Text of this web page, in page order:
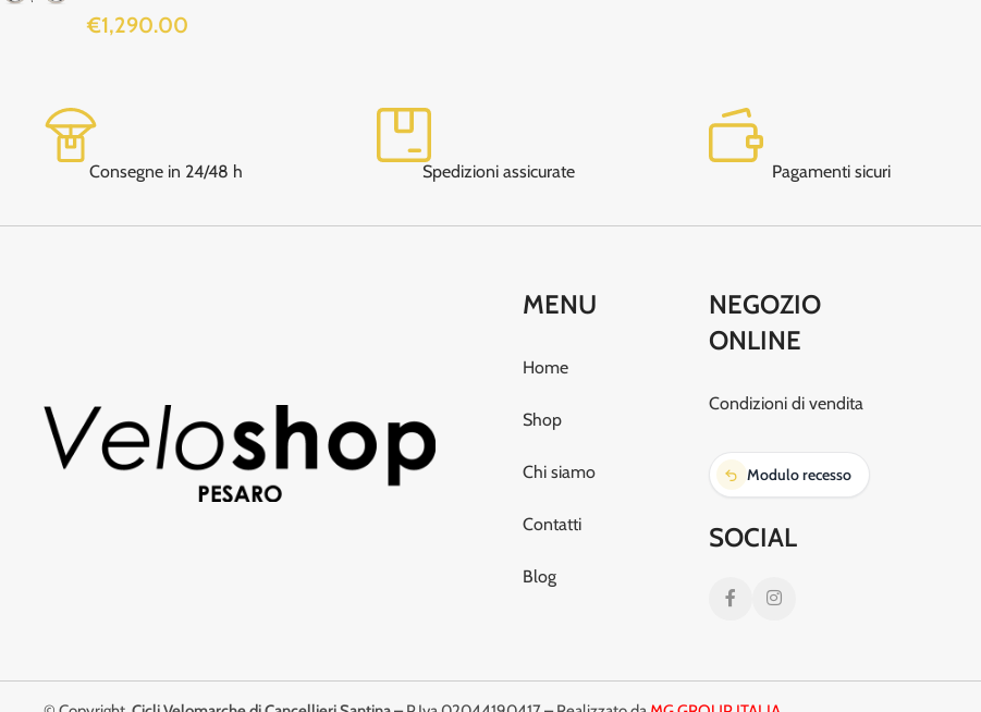
€1,290.00
Consegne in 24/48 h Spedizioni assicurate Pagamenti sicuri
MENU
Home
Shop
Chi siamo
Contatti
Blog
NEGOZIO
ONLINE
Condizioni di vendita
Modulo recesso
SOCIAL